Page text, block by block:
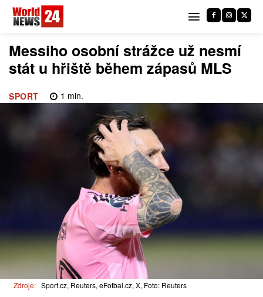
Messiho osobní strážce už nesmí
stát u hřiště během zápasů MLS
SPORT 1 min.
Zdroje: Sport.cz, Reuters, eFotbal.cz, X, Foto: Reuters